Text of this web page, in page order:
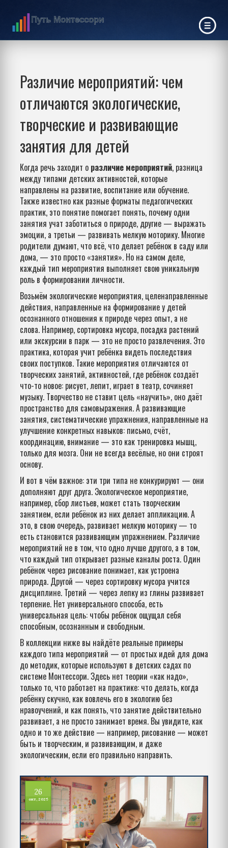
Различие мероприятий: чем
отличаются экологические,
творческие и развивающие
занятия для детей
Когда речь заходит о различие мероприятий, разница
между типами детских активностей, которые
направлены на развитие, воспитание или обучение.
Также известно как разные форматы педагогических
практик, это понятие помогает понять, почему одни
занятия учат заботиться о природе, другие — выражать
эмоции, а третьи — развивать мелкую моторику. Многие
родители думают, что всё, что делает ребёнок в саду или
дома, — это просто «занятия». Но на самом деле,
каждый тип мероприятия выполняет свою уникальную
роль в формировании личности.
Возьмём экологические мероприятия, целенаправленные
действия, направленные на формирование у детей
осознанного отношения к природе через опыт, а не
слова. Например, сортировка мусора, посадка растений
или экскурсии в парк — это не просто развлечения. Это
практика, которая учит ребёнка видеть последствия
своих поступков. Такие мероприятия отличаются от
творческих занятий, активностей, где ребёнок создаёт
что-то новое: рисует, лепит, играет в театр, сочиняет
музыку. Творчество не ставит цель «научить», оно даёт
пространство для самовыражения. А развивающие
занятия, систематические упражнения, направленные на
улучшение конкретных навыков: письмо, счёт,
координацию, внимание — это как тренировка мышц,
только для мозга. Они не всегда весёлые, но они строят
основу.
И вот в чём важное: эти три типа не конкурируют — они
дополняют друг друга. Экологическое мероприятие,
например, сбор листьев, может стать творческим
занятием, если ребёнок из них делает аппликацию. А
это, в свою очередь, развивает мелкую моторику — то
есть становится развивающим упражнением. Различие
мероприятий не в том, что одно лучше другого, а в том,
что каждый тип открывает разные каналы роста. Один
ребёнок через рисование понимает, как устроена
природа. Другой — через сортировку мусора учится
дисциплине. Третий — через лепку из глины развивает
терпение. Нет универсального способа, есть
универсальная цель: чтобы ребёнок ощущал себя
способным, осознанным и свободным.
В коллекции ниже вы найдёте реальные примеры
каждого типа мероприятий — от простых идей для дома
до методик, которые используют в детских садах по
системе Монтессори. Здесь нет теории «как надо»,
только то, что работает на практике: что делать, когда
ребёнку скучно, как вовлечь его в экологию без
нравоучений, и как понять, что занятие действительно
развивает, а не просто занимает время. Вы увидите, как
одно и то же действие — например, рисование — может
быть и творческим, и развивающим, и даже
экологическим, если его правильно направить.
26
окт, 2025